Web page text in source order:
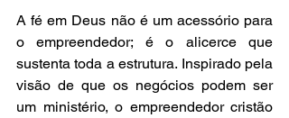
A fé em Deus não é um acessório para
o empreendedor; é o alicerce que
sustenta toda a estrutura. Inspirado pela
visão de que os negócios podem ser
um ministério, o empreendedor cristão